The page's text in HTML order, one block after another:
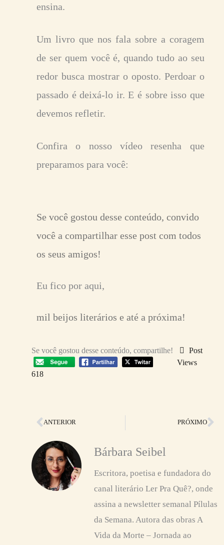
ensina.
Um livro que nos fala sobre a coragem
de ser quem você é, quando tudo ao seu
redor busca mostrar o oposto. Perdoar o
passado é deixá-lo ir. E é sobre isso que
devemos refletir.
Confira o nosso vídeo resenha que
preparamos para você:
Se você gostou desse conteúdo, convido
você a compartilhar esse post com todos
os seus amigos!
Eu fico por aqui,
mil beijos literários e até a próxima!
Se você gostou desse conteúdo, compartilhe!
Post
Views
618
Anterior
ANTERIOR PRÓXIMO
Bárbara Seibel
Escritora, poetisa e fundadora do
canal literário Ler Pra Quê?, onde
assina a newsletter semanal Pílulas
da Semana. Autora das obras A
Vida da Morte – Jornada ao